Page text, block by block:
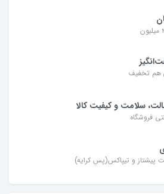
هم تخفیف
سلامت و کیفیت کالا
فروشگاه
پیشتاز و تیپاکس(پس کرایه)